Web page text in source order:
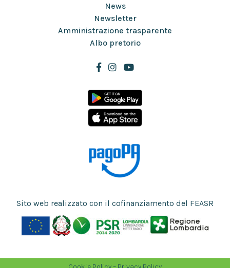
News
Newsletter
Amministrazione trasparente
Albo pretorio
Sito web realizzato con il cofinanziamento del FEASR